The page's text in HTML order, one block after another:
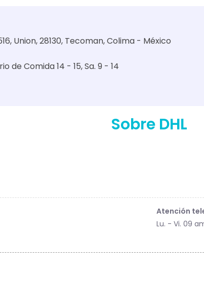
Union, 28130, Tecoman, Colima - México
de Comida 14 - 15 Sa. 9 - 14
Sobre DHL
Atención
Lu. - Vi. 09